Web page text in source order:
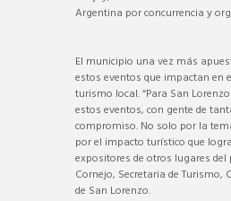
Argentina por concurrencia y
El municipio una vez más
estos eventos que impactan en
turismo local. “Para San
estos eventos, con gente de
compromiso. No solo por la
por el impacto turístico que
expositores de otros lugares del
Cornejo, Secretaria de Turismo,
de San Lorenzo.